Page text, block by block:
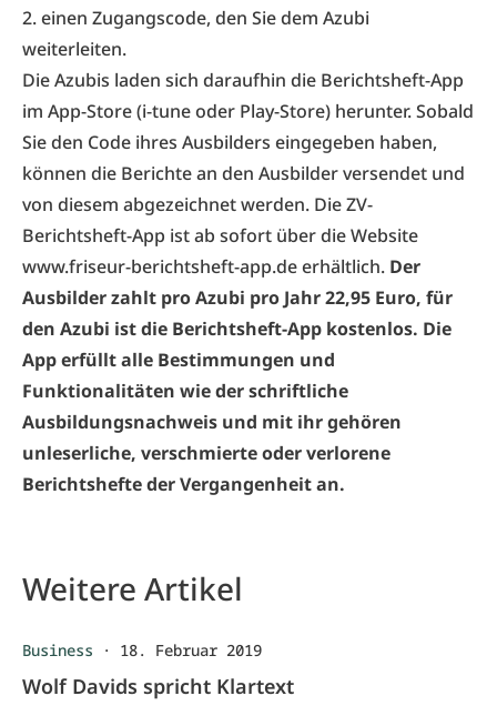
2. einen Zugangscode, den Sie dem Azubi
weiterleiten.
Die Azubis laden sich daraufhin die Berichtsheft-App
im App-Store (i-tune oder Play-Store) herunter. Sobald
Sie den Code ihres Ausbilders eingegeben haben,
können die Berichte an den Ausbilder versendet und
von diesem abgezeichnet werden. Die ZV-
Berichtsheft-App ist ab sofort über die Website
www.friseur-berichtsheft-app.de erhältlich. Der
Ausbilder zahlt pro Azubi pro Jahr 22,95 Euro, für
den Azubi ist die Berichtsheft-App kostenlos. Die
App erfüllt alle Bestimmungen und
Funktionalitäten wie der schriftliche
Ausbildungsnachweis und mit ihr gehören
unleserliche, verschmierte oder verlorene
Berichtshefte der Vergangenheit an.
Weitere Artikel
Business · 18. Februar 2019
Wolf Davids spricht Klartext